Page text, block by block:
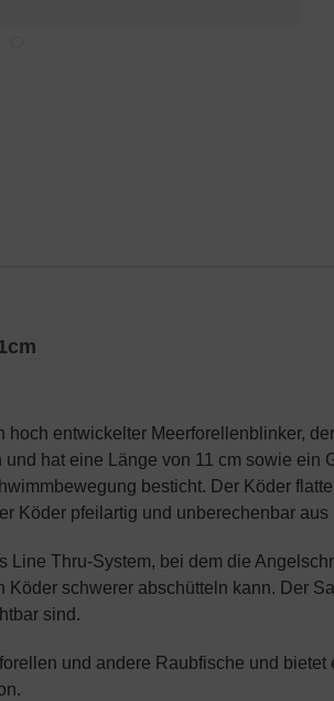
entwickelter Meerforellenblinker,
hat eine Länge von 11 cm sowie
besticht. Der Köder
Köder pfeilartig und unberechenbar
Line Thru-System, bei dem die
schwerer abschütteln kann. Der
sind.
und andere Raubfische und